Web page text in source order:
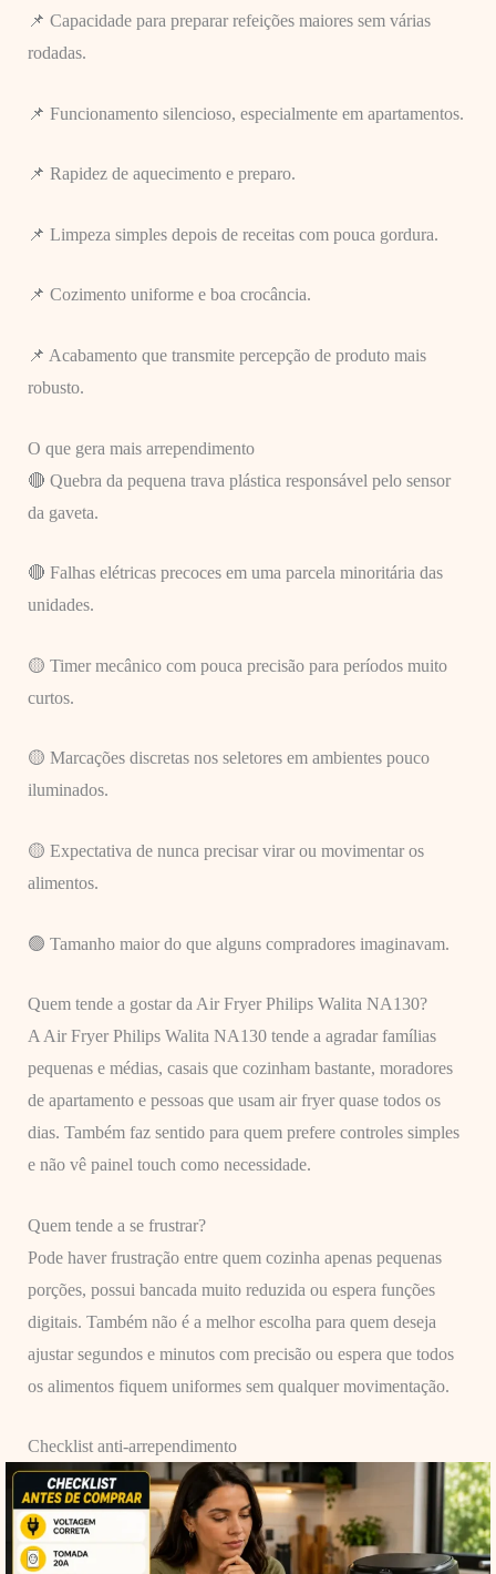
📌 Capacidade para preparar refeições maiores sem várias
rodadas.
📌 Funcionamento silencioso, especialmente em apartamentos.
📌 Rapidez de aquecimento e preparo.
📌 Limpeza simples depois de receitas com pouca gordura.
📌 Cozimento uniforme e boa crocância.
📌 Acabamento que transmite percepção de produto mais
robusto.
O que gera mais arrependimento
🔴 Quebra da pequena trava plástica responsável pelo sensor
da gaveta.
🔴 Falhas elétricas precoces em uma parcela minoritária das
unidades.
🟡 Timer mecânico com pouca precisão para períodos muito
curtos.
🟡 Marcações discretas nos seletores em ambientes pouco
iluminados.
🟡 Expectativa de nunca precisar virar ou movimentar os
alimentos.
🟢 Tamanho maior do que alguns compradores imaginavam.
Quem tende a gostar da Air Fryer Philips Walita NA130?
A Air Fryer Philips Walita NA130 tende a agradar famílias
pequenas e médias, casais que cozinham bastante, moradores
de apartamento e pessoas que usam air fryer quase todos os
dias. Também faz sentido para quem prefere controles simples
e não vê painel touch como necessidade.
Quem tende a se frustrar?
Pode haver frustração entre quem cozinha apenas pequenas
porções, possui bancada muito reduzida ou espera funções
digitais. Também não é a melhor escolha para quem deseja
ajustar segundos e minutos com precisão ou espera que todos
os alimentos fiquem uniformes sem qualquer movimentação.
Checklist anti-arrependimento